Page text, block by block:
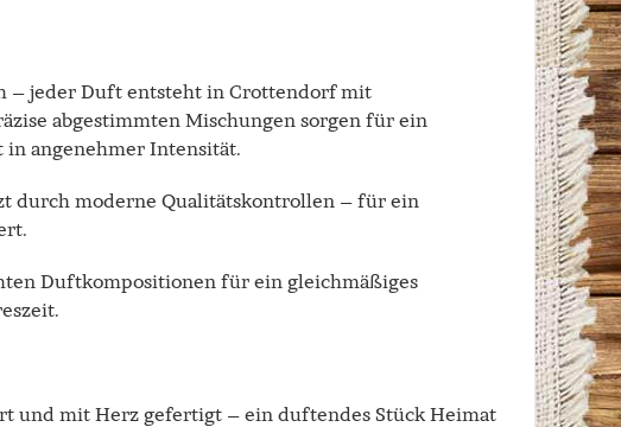
– jeder Duft entsteht in Crottendorf mit
abgestimmten Mischungen sorgen für ein
angenehmer Intensität.
durch moderne Qualitätskontrollen – für ein
Duftkompositionen für ein gleichmäßiges
und mit Herz gefertigt – ein duftendes Stück Heimat